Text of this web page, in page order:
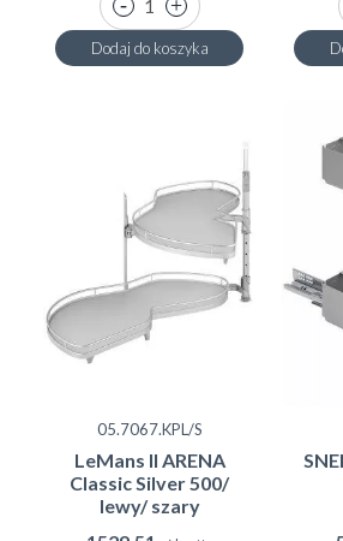
Dodaj do koszyka
05.7067.KPL/S
LeMans II ARENA
Classic Silver 500/
lewy/ szary